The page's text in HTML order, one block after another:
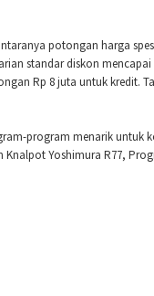
potongan harga
standar diskon
Rp 8 juta untuk kredit.
program menarik untuk
Yoshimura R77,